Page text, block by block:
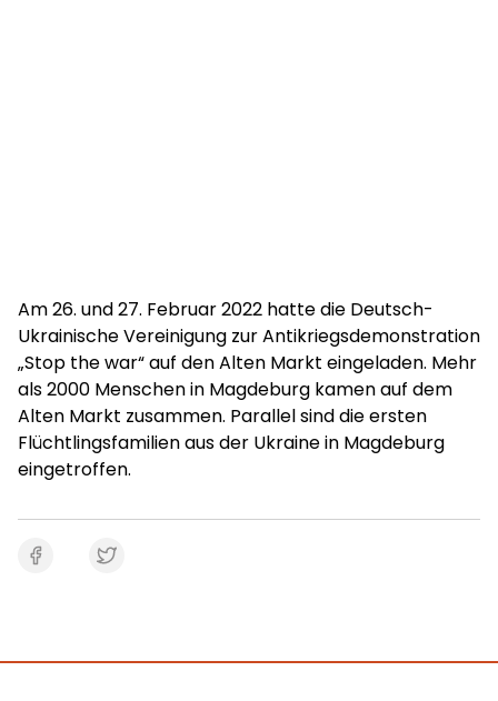
Am 26. und 27. Februar 2022 hatte die Deutsch-
Ukrainische Vereinigung zur Antikriegsdemonstration
„Stop the war“ auf den Alten Markt eingeladen. Mehr
als 2000 Menschen in Magdeburg kamen auf dem
Alten Markt zusammen. Parallel sind die ersten
Flüchtlingsfamilien aus der Ukraine in Magdeburg
eingetroffen.